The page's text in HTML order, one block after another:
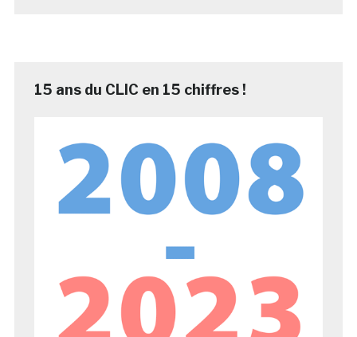
15 ans du CLIC en 15 chiffres !